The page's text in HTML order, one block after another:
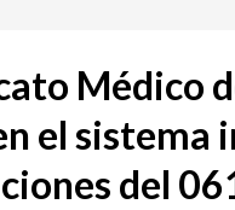
Médico
el
del